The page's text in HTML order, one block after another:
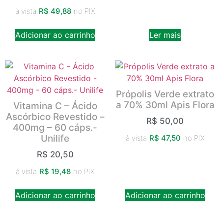
à vista R$ 49,88 no PIX
Adicionar ao carrinho Ler mais
Vitamina C – Ácido
Ascórbico Revestido –
400mg – 60 cáps.-
Unilife
R$ 20,50
à vista R$ 19,48 no PIX
Adicionar ao carrinho
Própolis Verde extrato
a 70% 30ml Apis Flora
R$ 50,00
à vista R$ 47,50 no PIX
Adicionar ao carrinho